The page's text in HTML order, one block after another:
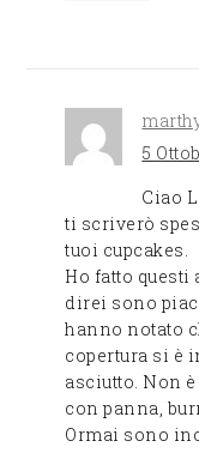
5
Ciao
ti scriverò
tuoi cupcakes.
Ho fatto questi
direi sono
hanno notato
copertura si è
asciutto. Non
con panna,
Ormai sono